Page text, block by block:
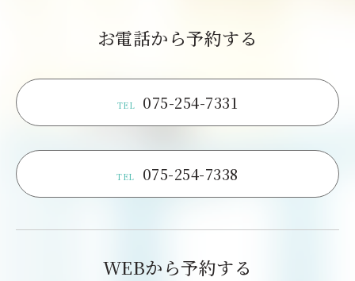
お電話から予約する
TEL 075-254-7331
TEL 075-254-7338
WEBから予約する